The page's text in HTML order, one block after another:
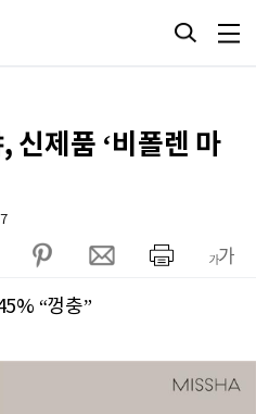
신제품 ‘비폴렌 마
“껑충”